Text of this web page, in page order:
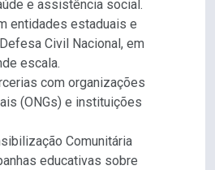
e assistência social.
entidades estaduais e
Civil Nacional, em
escala.
com organizações
(ONGs) e instituições
Comunitária
educativas sobre